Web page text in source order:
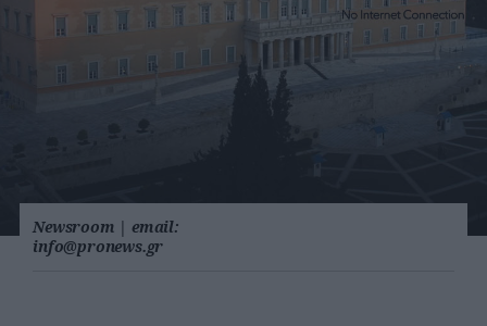
Newsroom | email:
info@pronews.gr